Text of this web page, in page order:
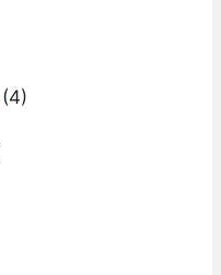
(4)